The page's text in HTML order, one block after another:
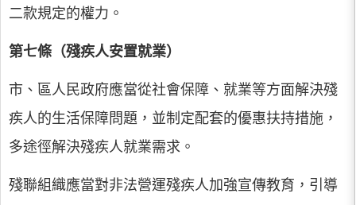
二款規定的權力。
第七條（殘疾人安置就業）
市、區人民政府應當從社會保障、就業等方面解決殘
疾人的生活保障問題，並制定配套的優惠扶持措施，
多途徑解決殘疾人就業需求。
殘聯組織應當對非法營運殘疾人加強宣傳教育，引導